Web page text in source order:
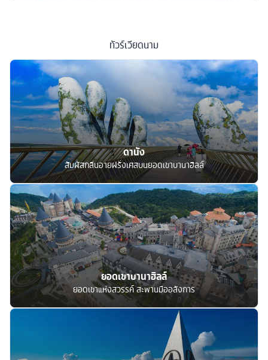
ทัวร์เวียดนาม
ดานัง
สัมผัสกลิ่นอายฝรั่งเศสบนยอดเขาบานาฮิลล์
ยอดเขาบานาฮิลล์
ยอดเขาแห่งสวรรค์ สะพานมืออลังการ